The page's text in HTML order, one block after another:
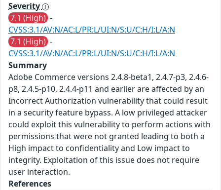
Severity
7.1 (High) -
CVSS:3.1/AV:N/AC:L/PR:L/UI:N/S:U/C:H/I:L/A:N
7.1 (High) -
CVSS:3.1/AV:N/AC:L/PR:L/UI:N/S:U/C:H/I:L/A:N
Summary
Adobe Commerce versions 2.4.8-beta1, 2.4.7-p3, 2.4.6-
p8, 2.4.5-p10, 2.4.4-p11 and earlier are affected by an
Incorrect Authorization vulnerability that could result
in a security feature bypass. A low privileged attacker
could exploit this vulnerability to perform actions with
permissions that were not granted leading to both a
High impact to confidentiality and Low impact to
integrity. Exploitation of this issue does not require
user interaction.
References